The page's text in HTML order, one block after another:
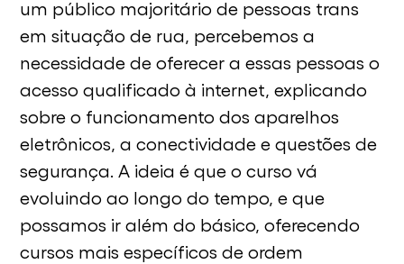
um público majoritário de pessoas trans
em situação de rua, percebemos a
necessidade de oferecer a essas pessoas o
acesso qualificado à internet, explicando
sobre o funcionamento dos aparelhos
eletrônicos, a conectividade e questões de
segurança. A ideia é que o curso vá
evoluindo ao longo do tempo, e que
possamos ir além do básico, oferecendo
cursos mais específicos de ordem